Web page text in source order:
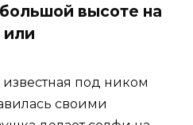
высоте на
или
под ником
своими